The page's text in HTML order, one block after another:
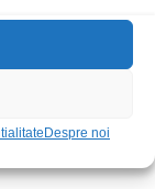
Despre noi